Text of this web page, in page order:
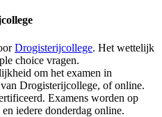
Drogisterijcollege. Het wettelijk
choice vragen.
om het examen in
Drogisterijcollege, of online.
Examens worden op
iedere donderdag online.